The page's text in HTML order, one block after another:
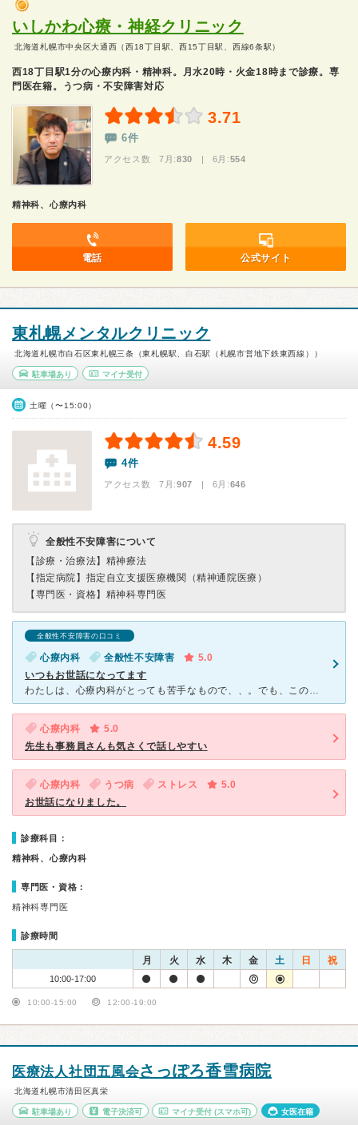
いしかわ心療・神経クリニック
北海道札幌市中央区大通西（西18丁目駅、西15丁目駅、西線6条駅）
西18丁目駅1分の心療内科・精神科。月水20時・火金18時まで診療。専
門医在籍。うつ病・不安障害対応
3.71
6件
アクセス数 7月:830 | 6月:554
精神科、心療内科
電話 公式サイト
東札幌メンタルクリニック
北海道札幌市白石区東札幌三条（東札幌駅、白石駅（札幌市営地下鉄東西線））
駐車場あり マイナ受付
土曜（〜15:00）
4.59
4件
アクセス数 7月:907 | 6月:646
全般性不安障害について
【診療・治療法】 精神療法
【指定病院】 指定自立支援医療機関（精神通院医療）
【専門医・資格】 精神科専門医
全般性不安障害の口コミ
心療内科 全般性不安障害
5.0
いつもお世話になってます
わたしは、心療内科がとっても苦手なもので、、。でも、この病院に出会ってからはその苦手意識もなくなりました。 最初に別室で家族構成など、いろいろ聞かれます。そして、待合室で先生に呼ばれるのを待ちます。
心療内科
5.0
先生も事務員さんも気さくで話しやすい
心療内科 うつ病 ストレス
5.0
お世話になりました。
診療科目：
精神科、心療内科
専門医・資格：
精神科専門医
診療時間
月 火 水 木 金 土 日 祝
10:00-17:00
10:00-15:00 12:00-19:00
医療法人社団五風会さっぽろ香雪病院
北海道札幌市清田区真栄
駐車場あり 電子決済可 マイナ受付 (スマホ可) 女医在籍